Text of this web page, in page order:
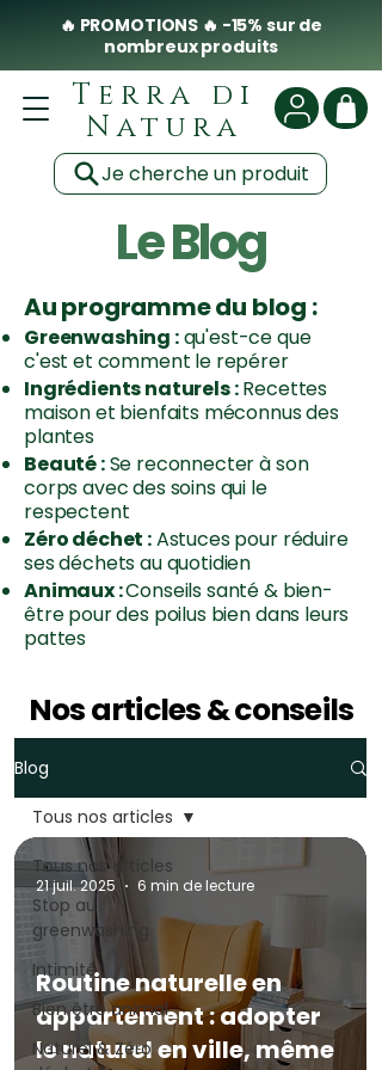
🔥 PROMOTIONS 🔥 -15% sur de
nombreux produits
Terra di
Natura
Je cherche un produit
Le Blog
Au programme du blog :
Greenwashing :qu'est-ce que
c'est et comment le repérer
Ingrédients naturels :Recettes
maison et bienfaits méconnus des
plantes
Beauté :Se reconnecter à son
corps avec des soins qui le
respectent
Zéro déchet :Astuces pour réduire
ses déchets au quotidien
Animaux :Conseils santé & bien-
être pour des poilus bien dans leurs
pattes
Nos articles & conseils
Blog
Tous nos articles
Stop au
greenwashing
Intimité
Bien être animal
Naturel & Zéro
Tous nos articles
Routine naturelle en
appartement : adopter
le naturel en ville, même
21 juil. 2025 6 min de lecture